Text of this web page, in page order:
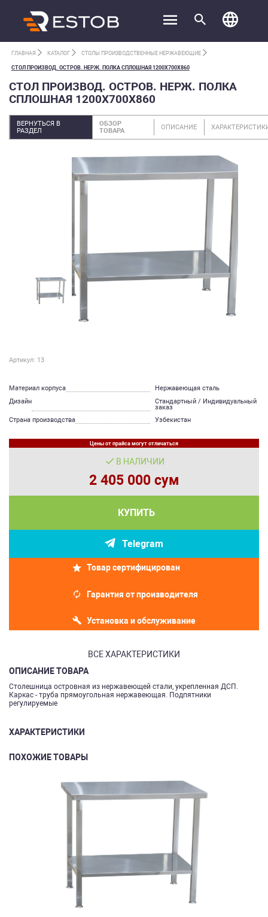
ГЛАВНАЯ КАТАЛОГ СТОЛЫ ПРОИЗВОДСТВЕННЫЕ НЕРЖАВЕЮЩИЕ
СТОЛ ПРОИЗВОД. ОСТРОВ. НЕРЖ. ПОЛКА СПЛОШНАЯ 1200Х700Х860
СТОЛ ПРОИЗВОД. ОСТРОВ. НЕРЖ. ПОЛКА
СПЛОШНАЯ 1200Х700Х860
ВЕРНУТЬСЯ В
РАЗДЕЛ
ОБЗОР
ТОВАРА
ОПИСАНИЕ
Артикул: 13
Материал корпуса
Нержавеющая сталь
Дизайн
Стандартный / Индивидуальный
заказ
Страна производства
Узбекистан
Цены от прайса могут отличаться
В НАЛИЧИИ
2 405 000 сум
КУПИТЬ
Telegram
Товар сертифицирован
Гарантия от производителя
Установка и обслуживание
ВСЕ ХАРАКТЕРИСТИКИ
ОПИСАНИЕ ТОВАРА
Столешница островная из нержавеющей стали, укрепленная ДСП.
Каркас - труба прямоугольная нержавеющая. Подпятники
регулируемые
ХАРАКТЕРИСТИКИ
ПОХОЖИЕ ТОВАРЫ